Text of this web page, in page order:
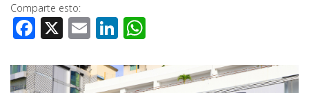
Comparte esto:
Facebook
X EmailLinkedIn